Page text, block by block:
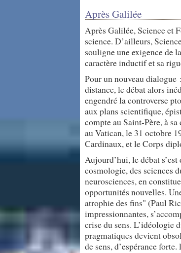
Après Galilée
Après Galilée, Science et
science. D’ailleurs,
souligne une exigence de
caractère inductif et sa
Pour un nouveau
distance, le débat alors
engendré la controverse
aux plans scientifique,
compte au Saint-Père, à
au Vatican, le 31 octobre
Cardinaux, et le Corps
Aujourd’hui, le débat
cosmologie, des sciences
neurosciences, en
opportunités nouvelles.
atrophie des fins" (Paul
impressionnantes,
crise du sens. L’idéologie
pragmatiques devient
de sens, d’espérance